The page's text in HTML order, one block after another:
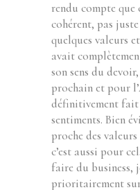
rendu compte que
cohérent, pas
quelques valeurs
avait
son sens du
prochain et pour
définitivement fait
sentiments. Bien
proche des
c’est aussi pour
faire du business,
prioritairement sur